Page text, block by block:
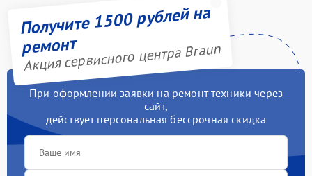
Получите 1500 рублей на
ремонт
Акция сервисного центра Braun
При оформлении заявки на ремонт техники через
сайт,
действует персональная бессрочная скидка